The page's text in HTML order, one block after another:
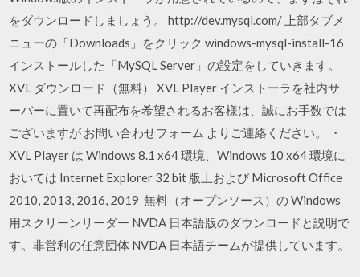
をダウンロードしましょう。 http://dev.mysql.com/ 上部タブメ
ニューの「Downloads」をクリック windows-mysql-install-16
インストールした「MySQL Server」の設定をしていきます。
XVL ダウンロード（無料） XVL Player インストーラを社内サ
ーバーに置いて再配布を希望されるお客様は、誠にお手数では
ございますが お問い合わせフォーム よりご連絡ください。 ・
XVL Player は Windows 8.1 x64 環境、Windows 10 x64 環境に
おいては Internet Explorer 32 bit 版上および Microsoft Office
2010, 2013, 2016, 2019 無料（オープンソース）の Windows
用スクリーンリーダー NVDA 日本語版のダウンロードと説明で
す。非営利の任意団体 NVDA 日本語チームが提供しています。